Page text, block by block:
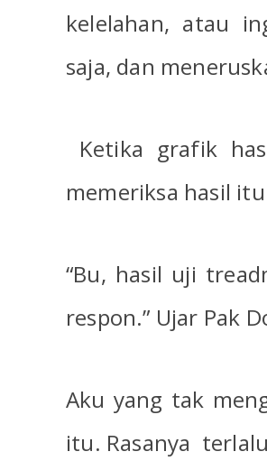
kelelahan, atau
saja, dan
Ketika grafik
memeriksa hasil
“Bu, hasil uji
respon.” Ujar Pak
Aku yang tak
itu. Rasanya